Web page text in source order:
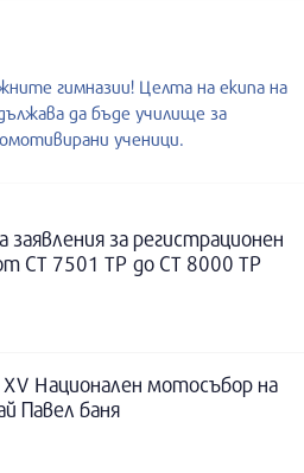
гимназии! Целта на екипа на
да бъде училище за
ученици.
заявления за регистрационен
СТ 7501 ТР до СТ 8000 ТР
Национален мотосъбор на
Павел баня